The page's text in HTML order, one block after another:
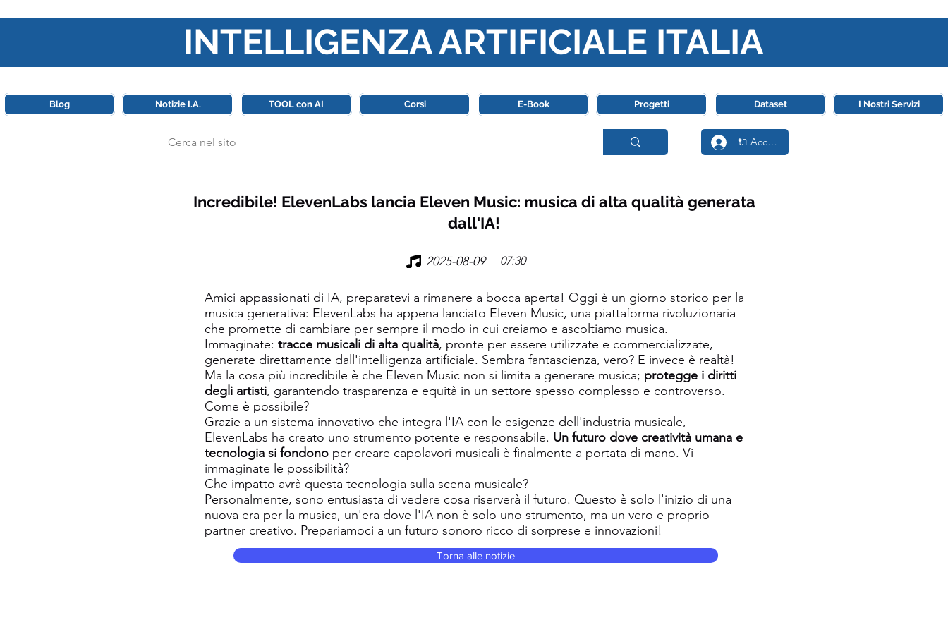
INTELLIGENZA ARTIFICIALE ITALIA
Blog Notizie I.A. TOOL con AI Corsi E-Book Progetti Dataset I Nostri Servizi
🔌 Accedi
Incredibile! ElevenLabs lancia Eleven Music: musica di alta qualità generata
dall'IA!
2025-08-09 07:30
Amici appassionati di IA, preparatevi a rimanere a bocca aperta! Oggi è un giorno storico per la
musica generativa: ElevenLabs ha appena lanciato Eleven Music, una piattaforma rivoluzionaria
che promette di cambiare per sempre il modo in cui creiamo e ascoltiamo musica.
Immaginate: tracce musicali di alta qualità, pronte per essere utilizzate e commercializzate,
generate direttamente dall'intelligenza artificiale. Sembra fantascienza, vero? E invece è realtà!
Ma la cosa più incredibile è che Eleven Music non si limita a generare musica; protegge i diritti
degli artisti, garantendo trasparenza e equità in un settore spesso complesso e controverso.
Come è possibile?
Grazie a un sistema innovativo che integra l'IA con le esigenze dell'industria musicale,
ElevenLabs ha creato uno strumento potente e responsabile. Un futuro dove creatività umana e
tecnologia si fondono per creare capolavori musicali è finalmente a portata di mano. Vi
immaginate le possibilità?
Che impatto avrà questa tecnologia sulla scena musicale?
Personalmente, sono entusiasta di vedere cosa riserverà il futuro. Questo è solo l'inizio di una
nuova era per la musica, un'era dove l'IA non è solo uno strumento, ma un vero e proprio
partner creativo. Prepariamoci a un futuro sonoro ricco di sorprese e innovazioni!
Torna alle notizie